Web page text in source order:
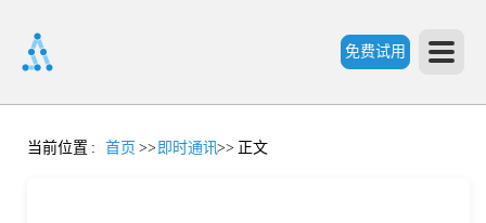
免费试用
首
当前位置 : 首页 >> 即时通讯>> 正文